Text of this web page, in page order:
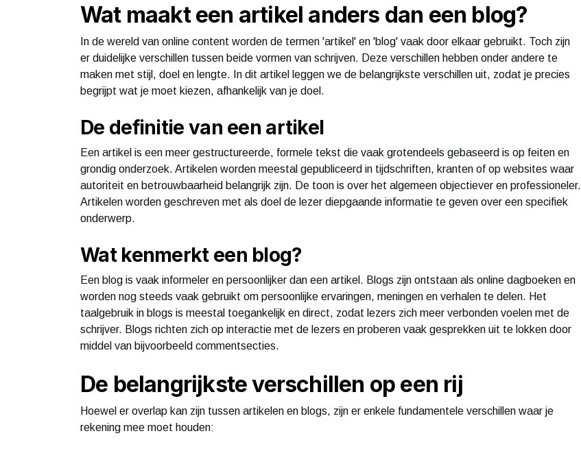
Wat maakt een artikel anders dan een blog?
In de wereld van online content worden de termen 'artikel' en 'blog' vaak door elkaar gebruikt. Toch zijn
er duidelijke verschillen tussen beide vormen van schrijven. Deze verschillen hebben onder andere te
maken met stijl, doel en lengte. In dit artikel leggen we de belangrijkste verschillen uit, zodat je precies
begrijpt wat je moet kiezen, afhankelijk van je doel.
De definitie van een artikel
Een artikel is een meer gestructureerde, formele tekst die vaak grotendeels gebaseerd is op feiten en
grondig onderzoek. Artikelen worden meestal gepubliceerd in tijdschriften, kranten of op websites waar
autoriteit en betrouwbaarheid belangrijk zijn. De toon is over het algemeen objectiever en professioneler.
Artikelen worden geschreven met als doel de lezer diepgaande informatie te geven over een specifiek
onderwerp.
Wat kenmerkt een blog?
Een blog is vaak informeler en persoonlijker dan een artikel. Blogs zijn ontstaan als online dagboeken en
worden nog steeds vaak gebruikt om persoonlijke ervaringen, meningen en verhalen te delen. Het
taalgebruik in blogs is meestal toegankelijk en direct, zodat lezers zich meer verbonden voelen met de
schrijver. Blogs richten zich op interactie met de lezers en proberen vaak gesprekken uit te lokken door
middel van bijvoorbeeld commentsecties.
De belangrijkste verschillen op een rij
Hoewel er overlap kan zijn tussen artikelen en blogs, zijn er enkele fundamentele verschillen waar je
rekening mee moet houden: